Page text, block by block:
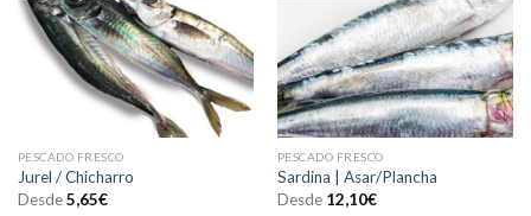
PESCADO FRESCO
Jurel / Chicharro
Desde 5,65€
PESCADO FRESCO
Sardina | Asar/Plancha
Desde 12,10€